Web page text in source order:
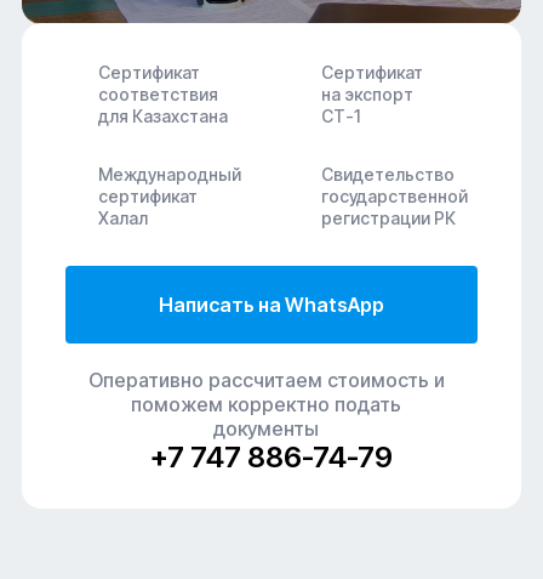
Сертификат
на экспорт
СТ-1
Международный
сертификат
Халал
Оперативно рассчитаем стоимость и
поможем корректно подать
документы
Сертификат
соответствия
для Казахстана
Написать на WhatsApp
+7 747 886-74-79
Свидетельство
государственной
регистрации РК